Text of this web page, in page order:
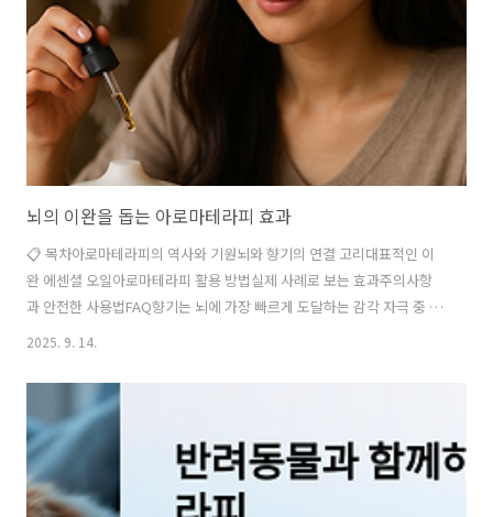
뇌의 이완을 돕는 아로마테라피 효과
📋 목차아로마테라피의 역사와 기원뇌와 향기의 연결 고리대표적인 이
완 에센셜 오일아로마테라피 활용 방법실제 사례로 보는 효과주의사항
과 안전한 사용법FAQ향기는 뇌에 가장 빠르게 도달하는 감각 자극 중 하
나예요. 아로마테라피는 이러한 향의 힘을 이용해서 우리의 감정을 조절
히, 불안하거나 마음이 복잡할 때 뇌를 안정시키는 데 큰 도움이 돼요. 아
로마테라피는 단순히 좋은 향을 맡는 것이 아니라, 뇌의 특정 부위에 작
용해 호르몬 분비를 조절하고, 신경계에 긍정적인 영향을 주는 과학적인
방식이에요. 그래서 요즘은 일상생활뿐만 아니라, 심리상담, 정신건강
관리에도 널리 활용되고 있답니다. 이제부터 아로마테라피가 뇌를 어떻
2025. 9. 14.